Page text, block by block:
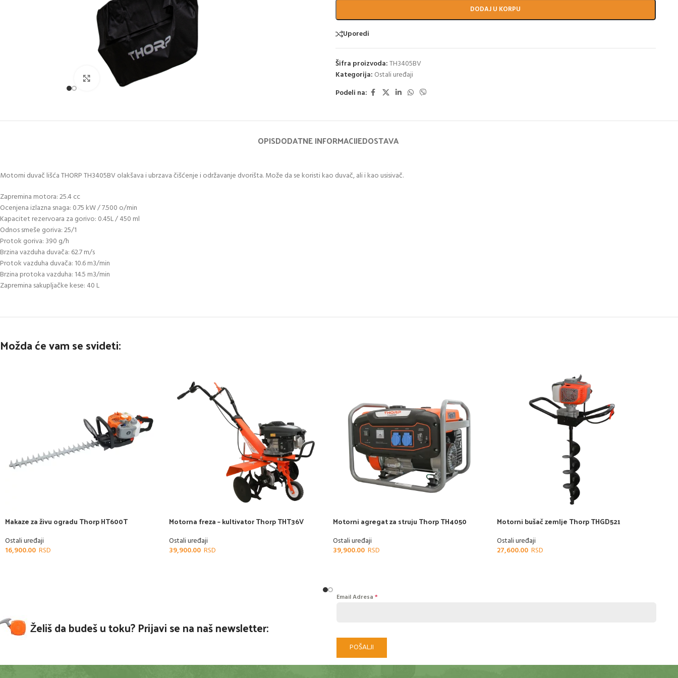
Uveličaj sliku
DODAJ U KORPU
Uporedi
Šifra proizvoda:TH3405BV
Kategorija: Ostali uređaji
Podeli na:
OPISDODATNE INFORMACIJEDOSTAVA
Motorni duvač lišća THORP TH3405BV olakšava i ubrzava čišćenje i održavanje dvorišta. Može da se koristi kao duvač, ali i kao usisivač.
Zapremina motora: 25.4 cc
Ocenjena izlazna snaga: 0.75 kW / 7.500 o/min
Kapacitet rezervoara za gorivo: 0.45L / 450 ml
Odnos smeše goriva: 25/1
Protok goriva: 390 g/h
Brzina vazduha duvača: 62.7 m/s
Protok vazduha duvača: 10.6 m3/min
Brzina protoka vazduha: 14.5 m3/min
Zapremina sakupljačke kese: 40 L
Možda će vam se svideti:
Makaze za živu ogradu Thorp HT600T
Ostali uređaji
16,900.00
Motorna freza – kultivator Thorp THT36V
Ostali uređaji
39,900.00
Motorni agregat za struju Thorp TH4050
Ostali uređaji
39,900.00
Motorni bušač zemlje Thorp THGD521
Ostali uređaji
27,600.00
Želiš da budeš u toku? Prijavi se na naš newsletter:
Email Adresa*
POŠALJI